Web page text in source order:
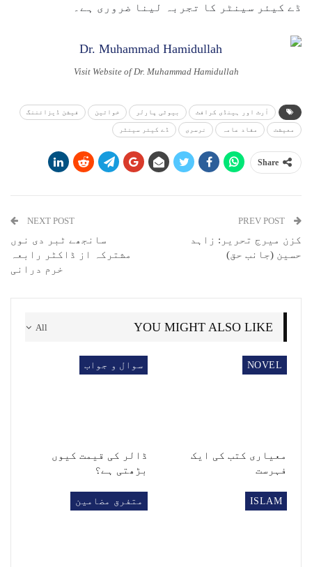
ڈے کیئر سینٹر کا تجربہ لینا ضروری ہے۔
Visit Website of Dr. Muhammad Hamidullah
آرٹ اور ہینڈی کرافٹ بیوٹی پارلر خواتین فیشن ڈیزائننگ
معیشت مفاد عامہ نرسری ڈے کیئر سینٹر
Share
کزن میرج تحریر: زاہد
حسین (جانب حق)
NEXT POST
سانجھے ٹبر دی نوں
مشترکہ از ڈاکٹر رابعہ
خرم درانی
All YOU MIGHT ALSO LIKE
NOVEL
معیاری کتب کی ایک
فہرست
سوال و جواب
ڈالر کی قیمت کیوں
بڑھتی ہے؟
ISLAM متفرق مضامین